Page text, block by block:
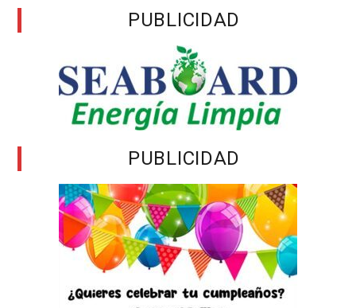
PUBLICIDAD
PUBLICIDAD